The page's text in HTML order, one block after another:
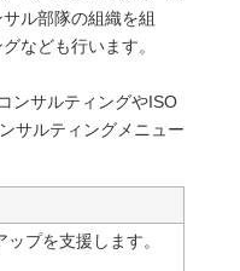
ル部隊の組織を組
なども行います。
ンサルティングやISO
サルティングメニュー
プを支援します。